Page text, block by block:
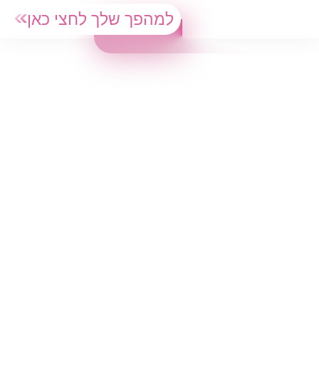
למהפך שלך לחצי כאן